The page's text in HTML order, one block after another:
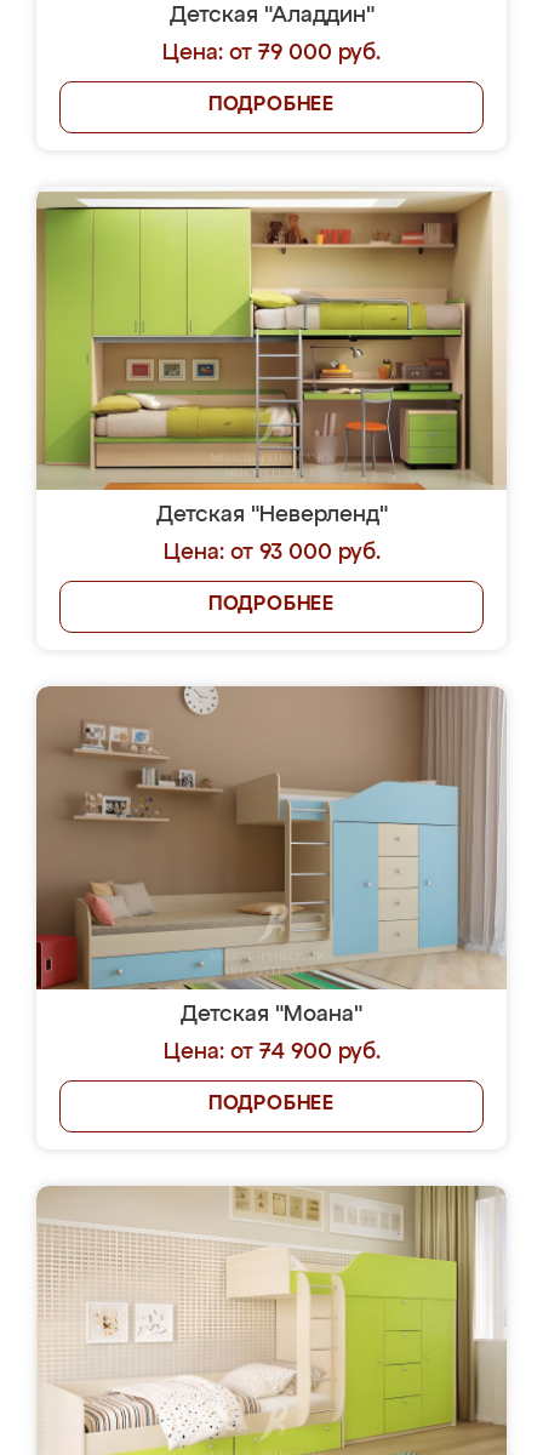
Детская "Аладдин"
Цена: от 79 000 руб.
ПОДРОБНЕЕ
Детская "Неверленд"
Цена: от 93 000 руб.
ПОДРОБНЕЕ
Детская "Моана"
Цена: от 74 900 руб.
ПОДРОБНЕЕ